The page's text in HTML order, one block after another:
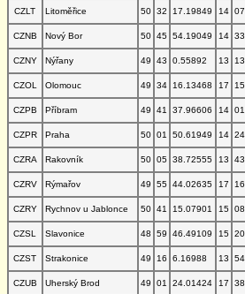
CZLT
Litoměřice 50 32 17.19849 14 07
CZNB
Nový Bor 50 45 54.19049 14 33
CZNY
Nýřany 49 43 0.55892 13 13
CZOL
Olomouc 49 34 16.13468 17 15
CZPB
Příbram 49 41 37.96606 14 01
CZPR
Praha 50 01 50.61949 14 24
CZRA
Rakovník 50 05 38.72555 13 43
CZRV
Rýmařov 49 55 44.02635 17 16
CZRY
Rychnov u Jablonce 50 41 15.07901 15 08
CZSL
Slavonice 48 59 46.49109 15 20
CZST
Strakonice 49 16 6.16988 13 54
CZUB
Uherský Brod 49 01 24.01424 17 38